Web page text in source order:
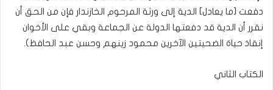
دفعت [ما يعادل] الدية إلى ورثة المرحوم الخازندار فإن من الحق أن
نقرر أن الدية قد دفعتها الدولة عن الجماعة وبقي على الأخوان
إنقاذ حياة الضحيتين الآخرين محمود زينهم وحسن عبد الحافظ).
الكتاب الثاني